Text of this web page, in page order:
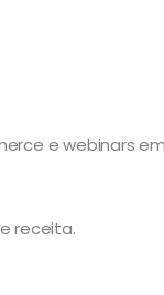
e webinars
receita.